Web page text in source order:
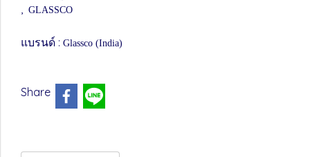
, GLASSCO
แบรนด์ : Glassco (India)
Share